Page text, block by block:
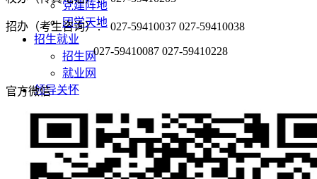
党建阵地
团学天地
招生就业
招生网
就业网
领导关怀
合作交流
学生
招办（考生咨询）： 027-59410037 027-59410038
027-59410087 027-59410228
官方微信